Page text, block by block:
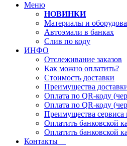
Меню
НОВИНКИ
Материалы и
Автоэмали в банках
Слив по коду
ИНФО
Отслеживание заказов
Как можно оплатить?
Стоимость доставки
Преимущества
Оплата по QR-коду
Оплата по QR-коду
Преимущества сервиса
Оплатить банковской
Оплатить банковской
Контакты